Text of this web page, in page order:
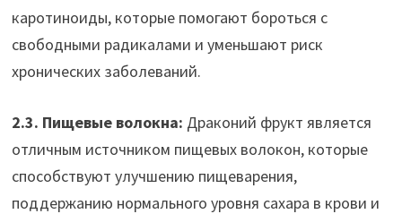
каротиноиды, которые помогают бороться с
свободными радикалами и уменьшают риск
хронических заболеваний.
2.3. Пищевые волокна: Драконий фрукт является
отличным источником пищевых волокон, которые
способствуют улучшению пищеварения,
поддержанию нормального уровня сахара в крови и